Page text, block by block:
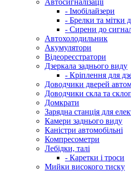
Автосигналізації
- Імобілайзери
- Брелки та мітки
- Сирени до
Автохолодильник
Акумулятори
Відеореєстратори
Дзеркала заднього виду
- Кріплення для
Доводчики дверей
Доводчики скла та
Домкрати
Зарядна станція для
Камери заднього виду
Каністри автомобільні
Компресометри
Лебідки, талі
- Каретки і троси
Мийки високого тиску